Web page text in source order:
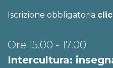
Iscrizione obbligatoria
Ore 15.00 - 17.00
Intercultura: